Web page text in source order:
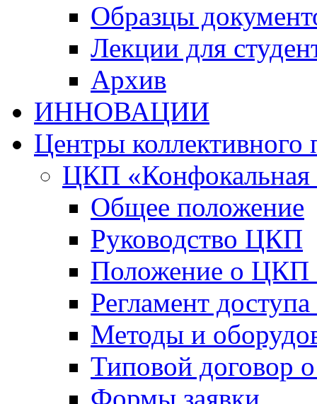
Образцы
Лекции для
Архив
ИННОВАЦИИ
Центры коллективного
ЦКП «Конфокальная
Общее положение
Руководство ЦКП
Положение о
Регламент
Методы и
Типовой договор